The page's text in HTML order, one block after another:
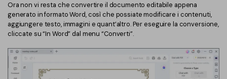
Ora non vi resta che convertire il documento editabile appena
generato in formato Word, così che possiate modificare i contenuti,
aggiungere testo, immagini e quant’altro. Per eseguire la conversione,
cliccate su “In Word” dal menu “Converti”.